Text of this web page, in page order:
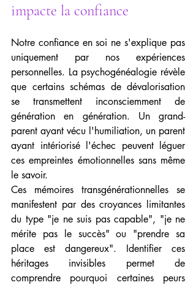
impacte la confiance
Notre confiance en soi ne s'explique pas
uniquement par nos expériences
personnelles. La psychogénéalogie révèle
que certains schémas de dévalorisation
se transmettent inconsciemment de
génération en génération. Un grand-
parent ayant vécu l'humiliation, un parent
ayant intériorisé l'échec peuvent léguer
ces empreintes émotionnelles sans même
le savoir.
Ces mémoires transgénérationnelles se
manifestent par des croyances limitantes
du type "je ne suis pas capable", "je ne
mérite pas le succès" ou "prendre sa
place est dangereux". Identifier ces
héritages invisibles permet de
comprendre pourquoi certaines peurs